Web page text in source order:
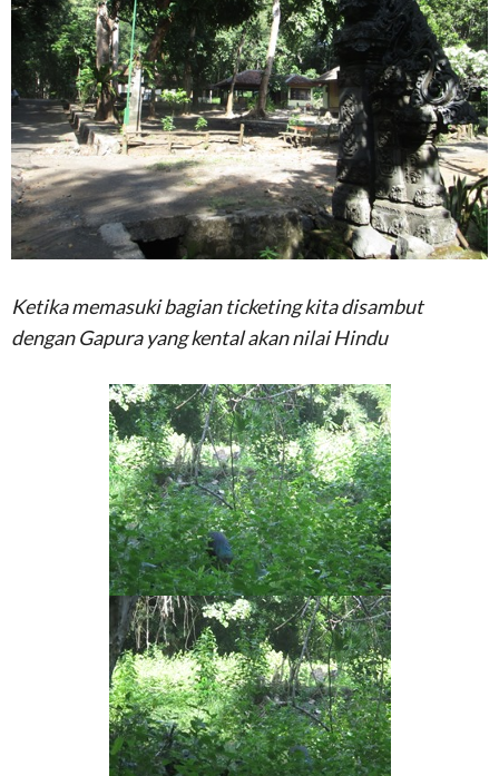
Ketika memasuki bagian ticketing kita disambut
dengan Gapura yang kental akan nilai Hindu